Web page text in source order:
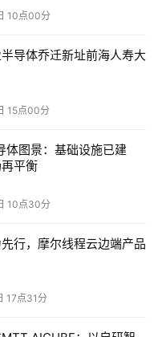
：
兼容常见平台，用户无
景需求。
，还是为身体障碍用户
持长期稳定运行。
供通用、高效的
10点00分
导体乔迁新址前海人寿大
15点00分
体图景：基础设施已建
平衡
10点30分
行，摩尔线程云边端产品
17点31分